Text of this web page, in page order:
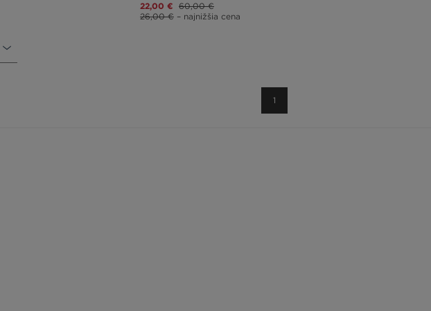
22,00 € 60,00 €
26,00 € – najnižšia cena
1